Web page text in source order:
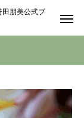
田朋美公式ブ